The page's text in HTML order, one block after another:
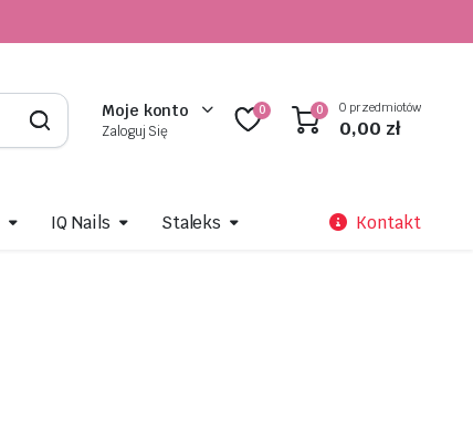
Moje konto
Zaloguj Się
0 0 0 przedmiotów
0,00 zł
IQ Nails Staleks Kontakt